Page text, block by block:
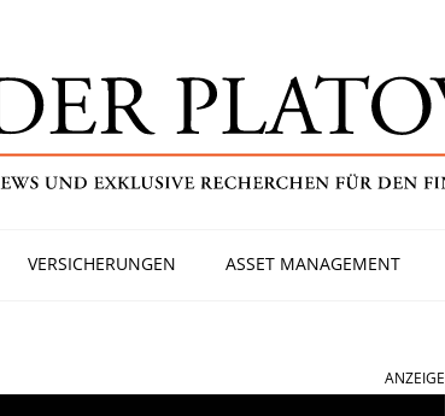
VERSICHERUNGEN ASSET MANAGEMENT
ANZEIGE